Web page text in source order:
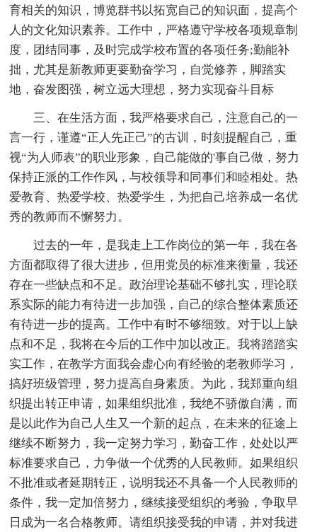
育相关的知识，博览群书以拓宽自己的知识面，提高个
人的文化知识素养。工作中，严格遵守学校各项规章制
度，团结同事，及时完成学校布置的各项任务;勤能补
拙，尤其是新教师更要勤奋学习，自觉修养，脚踏实
地，奋发图强，树立远大理想，努力实现奋斗目标
三、在生活方面，我严格要求自己，注意自己的一
言一行，谨遵“正人先正己”的古训，时刻提醒自己，重
视“为人师表”的职业形象，自己能做的'事自己做，努力
保持正派的工作作风，与校领导和同事们和睦相处。热
爱教育、热爱学校、热爱学生，为把自己培养成一名优
秀的教师而不懈努力。
过去的一年，是我走上工作岗位的第一年，我在各
方面都取得了很大进步，但用党员的标准来衡量，我还
存在一些缺点和不足。政治理论基础不够扎实，理论联
系实际的能力有待进一步加强，自己的综合整体素质还
有待进一步的提高。工作中有时不够细致。对于以上缺
点和不足，我将在今后的工作中加以改正。我将踏踏实
实工作，在教学方面我会虚心向有经验的老教师学习，
搞好班级管理，努力提高自身素质。为此，我郑重向组
织提出转正申请，如果组织批准，我绝不骄傲自满，而
是以此作为自己人生又一个新的起点，在未来的征途上
继续不断努力，我一定努力学习，勤奋工作，处处以严
标准要求自己，力争做一个优秀的人民教师。如果组织
不批准或者延期转正，说明我还不具备一个人民教师的
条件，我一定加倍努力，继续接受组织的考验，争取早
日成为一名合格教师。请组织接受我的申请，并对我进